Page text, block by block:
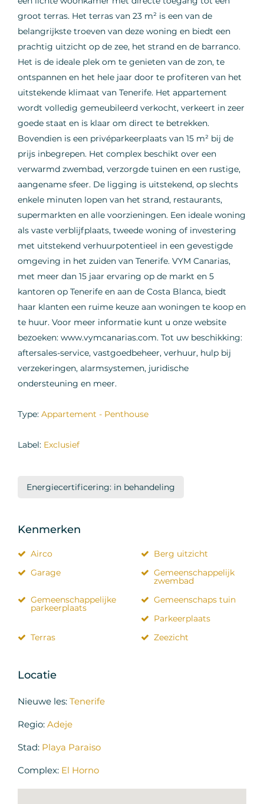
groot terras. Het terras van 23 m² is een van de
belangrijkste troeven van deze woning en biedt een
prachtig uitzicht op de zee, het strand en de barranco.
Het is de ideale plek om te genieten van de zon, te
ontspannen en het hele jaar door te profiteren van het
uitstekende klimaat van Tenerife. Het appartement
wordt volledig gemeubileerd verkocht, verkeert in zeer
goede staat en is klaar om direct te betrekken.
Bovendien is een privéparkeerplaats van 15 m² bij de
prijs inbegrepen. Het complex beschikt over een
verwarmd zwembad, verzorgde tuinen en een rustige,
aangename sfeer. De ligging is uitstekend, op slechts
enkele minuten lopen van het strand, restaurants,
supermarkten en alle voorzieningen. Een ideale woning
als vaste verblijfplaats, tweede woning of investering
met uitstekend verhuurpotentieel in een gevestigde
omgeving in het zuiden van Tenerife. VYM Canarias,
met meer dan 15 jaar ervaring op de markt en 5
kantoren op Tenerife en aan de Costa Blanca, biedt
haar klanten een ruime keuze aan woningen te koop en
te huur. Voor meer informatie kunt u onze website
bezoeken: www.vymcanarias.com. Tot uw beschikking:
aftersales-service, vastgoedbeheer, verhuur, hulp bij
verzekeringen, alarmsystemen, juridische
ondersteuning en meer.
Type: Appartement - Penthouse
Label: Exclusief
Energiecertificering: in behandeling
Kenmerken
Airco
Berg uitzicht
Garage
Gemeenschappelijk
zwembad
Gemeenschappelijke
parkeerplaats
Gemeenschaps tuin
Parkeerplaats
Terras
Zeezicht
Locatie
Nieuwe les: Tenerife
Regio: Adeje
Stad: Playa Paraiso
Complex: El Horno